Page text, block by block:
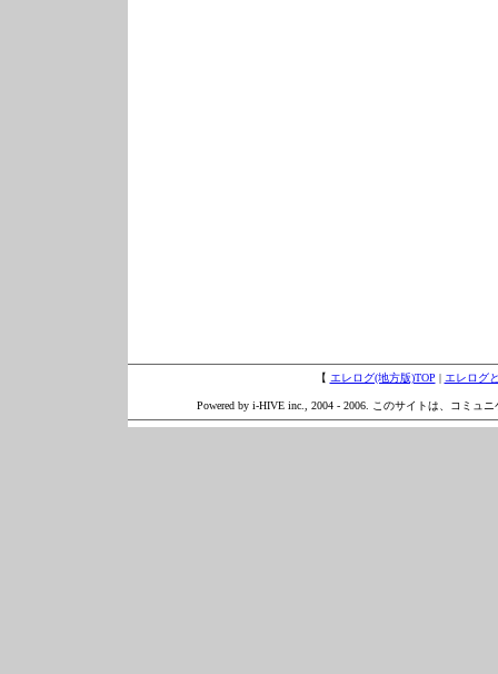
【 エレログ(地方版)TOP | エレログ
Powered by i-HIVE inc., 2004 - 2006. このサイトは、コミュ